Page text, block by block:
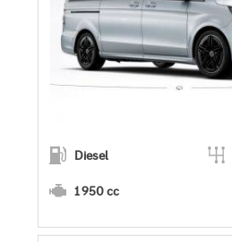
Diesel
1 950 cc